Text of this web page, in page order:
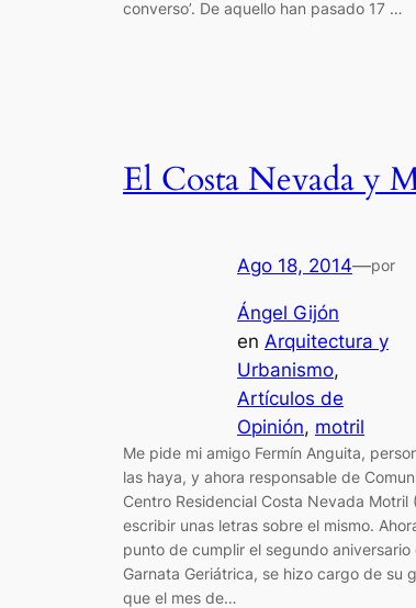
converso’. De aquello han pasado 17 …
El Costa Nevada y
Ago 18, 2014—por
Ángel Gijón
en Arquitectura y
Urbanismo
Artículos de
Opinión, motril
Me pide mi amigo Fermín Anguita,
las haya, y ahora responsable de
Centro Residencial Costa Nevada Motril
escribir unas letras sobre el mismo.
punto de cumplir el segundo aniversario
Garnata Geriátrica, se hizo cargo de su
que el mes de…